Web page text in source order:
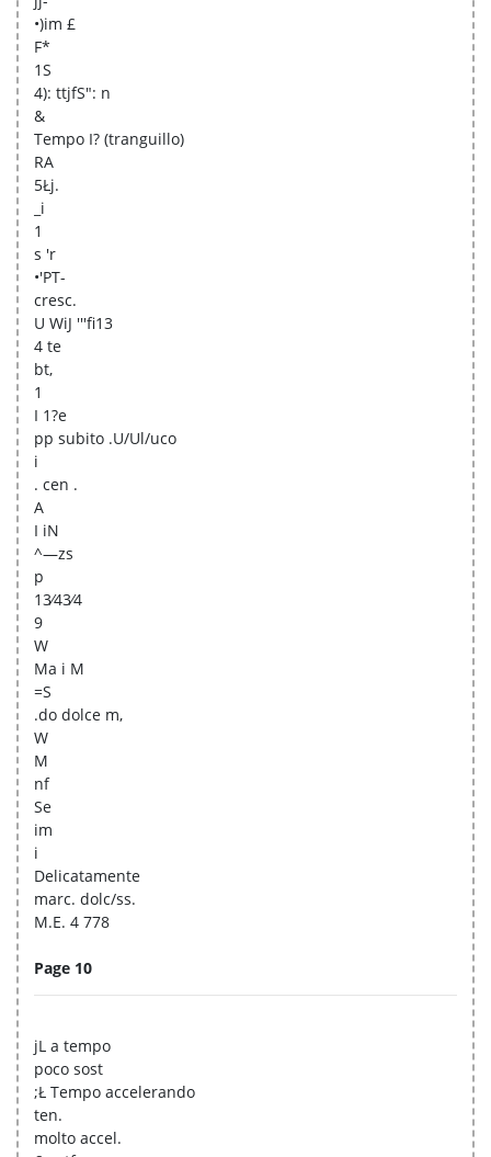
•)im £
F*
1S
4): ttjfS": n
&
Tempo I? (tranguillo)
RA
5Łj.
_i
1
s 'r
•'PT-
cresc.
U WiJ '''fi13
4 te
bt,
1
I 1?e
pp subito .U/Ul/uco
i
. cen .
A
I iN
^—zs
p
13⁄43⁄4
9
W
Ma i M
=S
.do dolce m,
W
M
nf
Se
im
i
Delicatamente
marc. dolc/ss.
M.E. 4 778
Page 10
jL a tempo
poco sost
;Ł Tempo accelerando
ten.
molto accel.